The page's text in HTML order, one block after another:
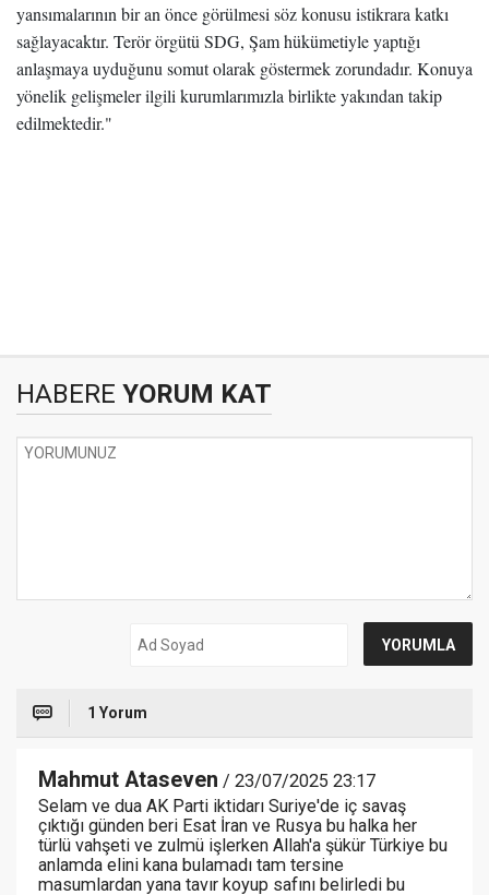
yansımalarının bir an önce görülmesi söz konusu istikrara katkı
sağlayacaktır. Terör örgütü SDG, Şam hükümetiyle yaptığı
anlaşmaya uyduğunu somut olarak göstermek zorundadır. Konuya
yönelik gelişmeler ilgili kurumlarımızla birlikte yakından takip
edilmektedir."
HABERE YORUM KAT
1 Yorum
Mahmut Ataseven / 23/07/2025 23:17
Selam ve dua AK Parti iktidarı Suriye'de iç savaş
çıktığı günden beri Esat İran ve Rusya bu halka her
türlü vahşeti ve zulmü işlerken Allah'a şükür Türkiye bu
anlamda elini kana bulamadı tam tersine
masumlardan yana tavır koyup safını belirledi bu